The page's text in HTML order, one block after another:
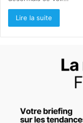
Lire la suite